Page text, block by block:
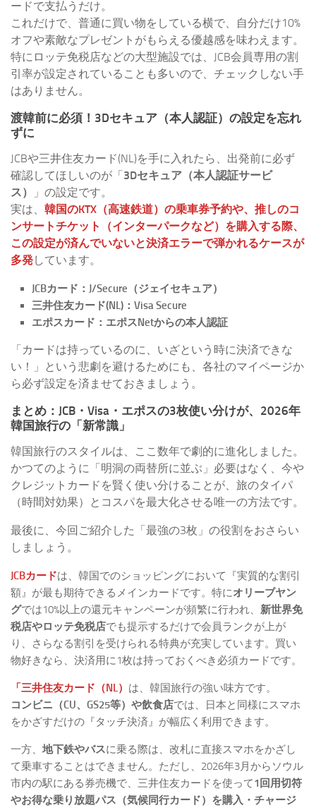
ードで支払うだけ。
これだけで、普通に買い物をしている横で、自分だけ10%
オフや素敵なプレゼントがもらえる優越感を味わえます。
特にロッテ免税店などの大型施設では、JCB会員専用の割
引率が設定されていることも多いので、チェックしない手
はありません。
渡韓前に必須！3Dセキュア（本人認証）の設定を忘れ
ずに
JCBや三井住友カード(NL)を手に入れたら、出発前に必ず
確認してほしいのが「 3Dセキュア（本人認証サービ
ス）
」の設定です。
実は、 韓国のKTX（高速鉄道）の乗車券予約や、推しのコ
ンサートチケット（インターパークなど）を購入する際、
この設定が済んでいないと決済エラーで弾かれるケースが
多発しています。
JCBカード：J/Secure（ジェイセキュア）
三井住友カード(NL)：Visa Secure
エポスカード：エポスNetからの本人認証
「カードは持っているのに、いざという時に決済できな
い！」という悲劇を避けるためにも、各社のマイページか
ら必ず設定を済ませておきましょう。
まとめ：JCB・Visa・エポスの3枚使い分けが、2026年
韓国旅行の「新常識」
韓国旅行のスタイルは、ここ数年で劇的に進化しました。
かつてのように「明洞の両替所に並ぶ」必要はなく、今や
クレジットカードを賢く使い分けることが、旅のタイパ
（時間対効果）とコスパを最大化させる唯一の方法です。
最後に、今回ご紹介した「最強の3枚」の役割をおさらい
しましょう。
JCBカードは、韓国でのショッピングにおいて『実質的な割引
額』が最も期待できるメインカードです。特にオリーブヤン
グでは10%以上の還元キャンペーンが頻繁に行われ、 新世界免
税店やロッテ免税店でも提示するだけで会員ランクが上が
り、さらなる割引を受けられる特典が充実しています。買い
物好きなら、決済用に1枚は持っておくべき必須カードです。
「三井住友カード（NL） は、韓国旅行の強い味方です。
コンビニ（CU、GS25等）や飲食店では、日本と同様にスマホ
をかざすだけの『タッチ決済』が幅広く利用できます。
一方、 地下鉄やバスに乗る際は、改札に直接スマホをかざし
て乗車することはできません。ただし、2026年3月からソウル
市内の駅にある券売機で、三井住友カードを使って1回用切符
やお得な乗り放題パス（気候同行カード）を購入・チャージ